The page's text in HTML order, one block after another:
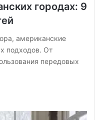
городах: 9
американские
подходов. От
передовых